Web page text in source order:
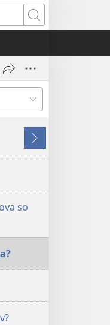
Search
SLEDEĆO
so